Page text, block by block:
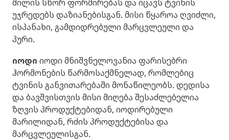
მილის სწორ ფორმირებას და იცავს ტვინის
უჯრედებს დაზიანებისგან. მისი წყაროა ღვიძლი,
ისპანახი, გამდიდრებული მარცვლეული და
პური.
იოდი იოდი მნიშვნელოვანია ფარისებრი
ჰორმონების წარმოსაქმნელად, რომლებიც
ტვინის განვითარებაში მონაწილეობს. დედისა
და ბავშვისთვის მისი მიღება შესაძლებელია
ზღვის პროდუქტებიდან, იოდირებული
მარილიდან, რძის პროდუქტებისა და
მარცვლეულისგან.